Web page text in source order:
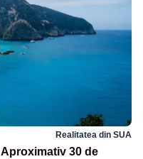
Realitatea din SUA
30 de